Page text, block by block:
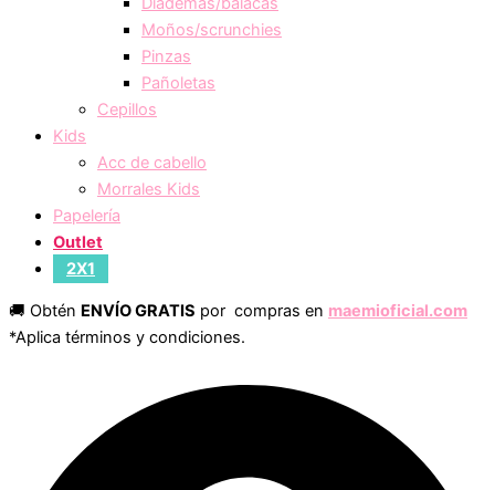
Moños/scrunchies
Pinzas
Pañoletas
Cepillos
Kids
Acc de cabello
Morrales Kids
Papelería
Outlet
2X1
🚚 Obtén ENVÍO GRATIS por compras en maemioficial.com
*Aplica términos y condiciones.